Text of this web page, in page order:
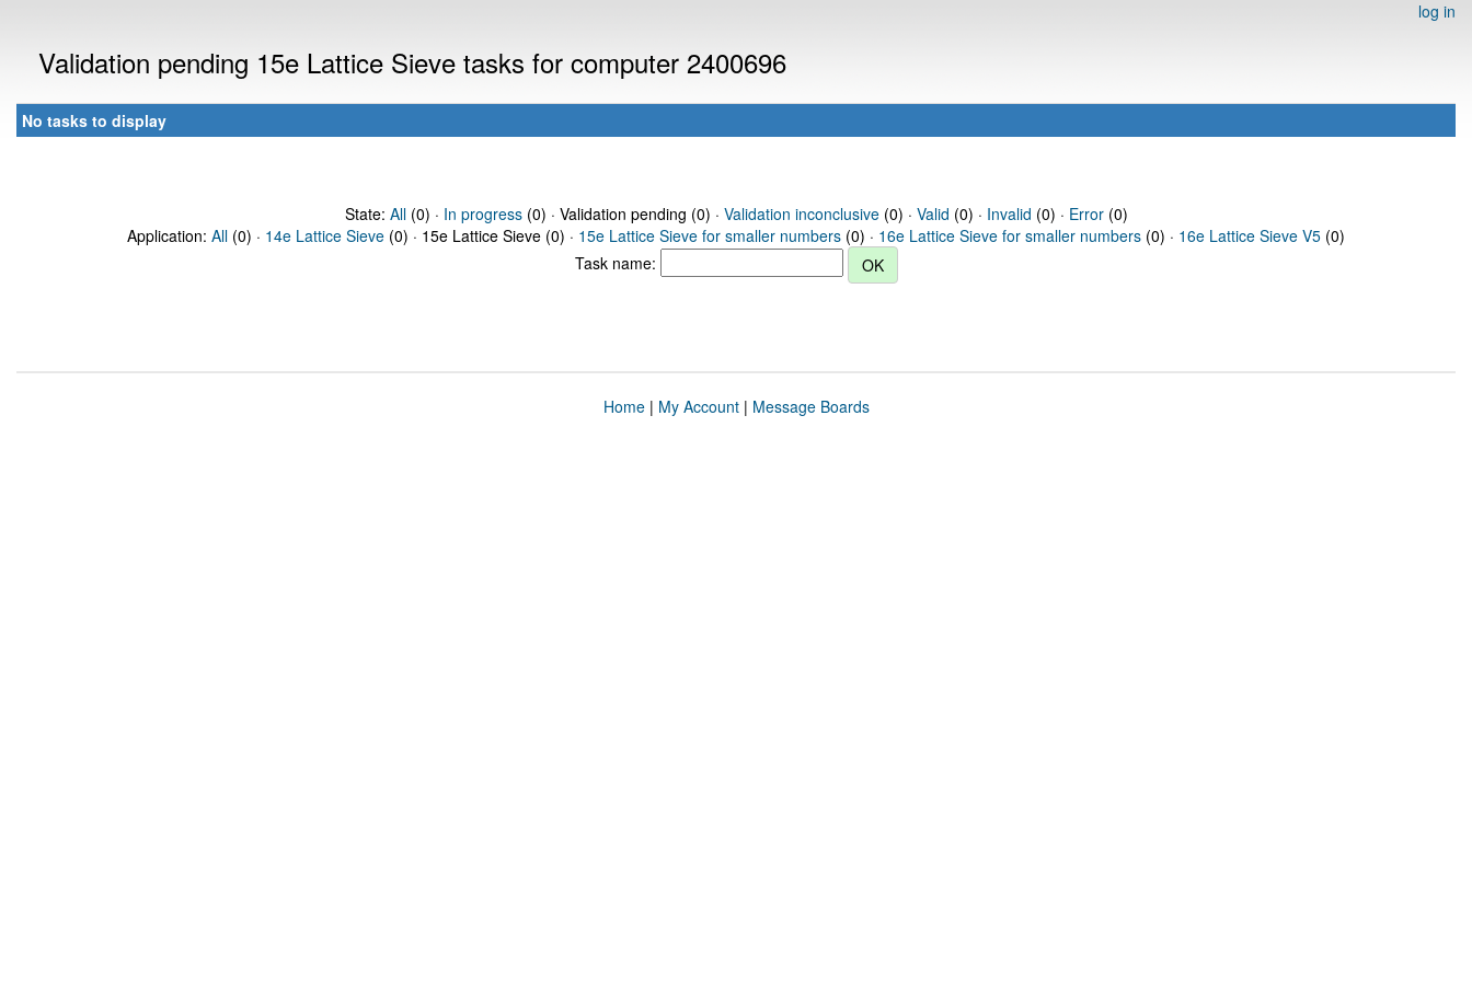
log in
Validation pending 15e Lattice Sieve tasks for computer 2400696
No tasks to display
State: All(0) · In progress(0) · Validation pending (0) · Validation inconclusive(0) · Valid (0) · Invalid (0) · Error(0)
Application: All (0) · 14e Lattice Sieve (0) · 15e Lattice Sieve (0) · 15e Lattice Sieve for smaller numbers (0) · 16e Lattice Sieve for smaller numbers (0) · 16e Lattice Sieve V5 (0)
Task name:
Home| My Account| Message Boards